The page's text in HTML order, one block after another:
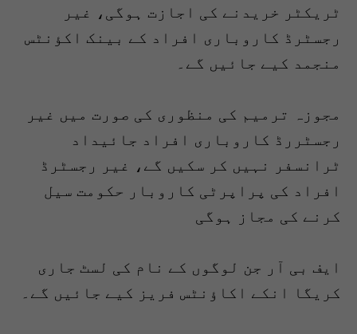
ٹریکٹر خریدنے کی اجازت ہوگی، غیر
رجسٹرڈ کاروباری افراد کے بینک اکؤنٹس
منجمد کیے جائیں گے۔
مجوزہ ترمیم کی منظوری کی صورت میں غیر
رجسٹررڈ کاروباری افراد جائیداد
ٹرانسفر نہیں کر سکیں گے، غیر رجسٹرڈ
افراد کی پراپرٹی کاروبار حکومت سیل
کرنے کی مجاز ہوگی
ایف بی آر جن لوگوں کے نام کی لسٹ جاری
کریگا انکے اکاؤنٹس فریز کیے جائیں گے۔